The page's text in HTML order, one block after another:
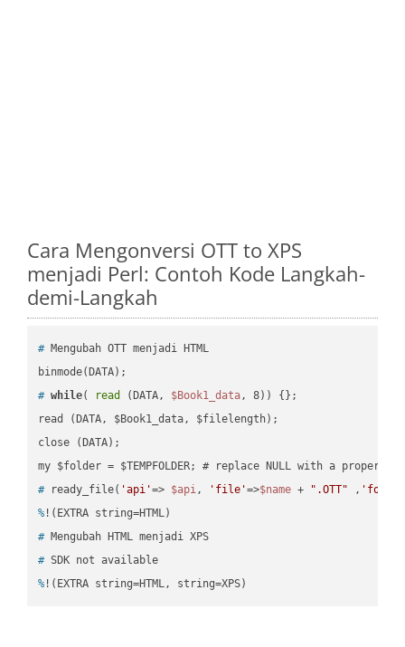
Cara Mengonversi OTT to XPS
menjadi Perl: Contoh Kode Langkah-
demi-Langkah
# Mengubah OTT menjadi HTML
# while( read (DATA, $Book1_data, 8)) {};
read (DATA, $Book1_data, $filelength);
close (DATA);
# ready_file( 'api'=> $api, 'file'=>$name + ".OTT" ,
% !(EXTRA string=HTML)
# Mengubah HTML menjadi XPS
# SDK not available
% !(EXTRA string=HTML, string=XPS)